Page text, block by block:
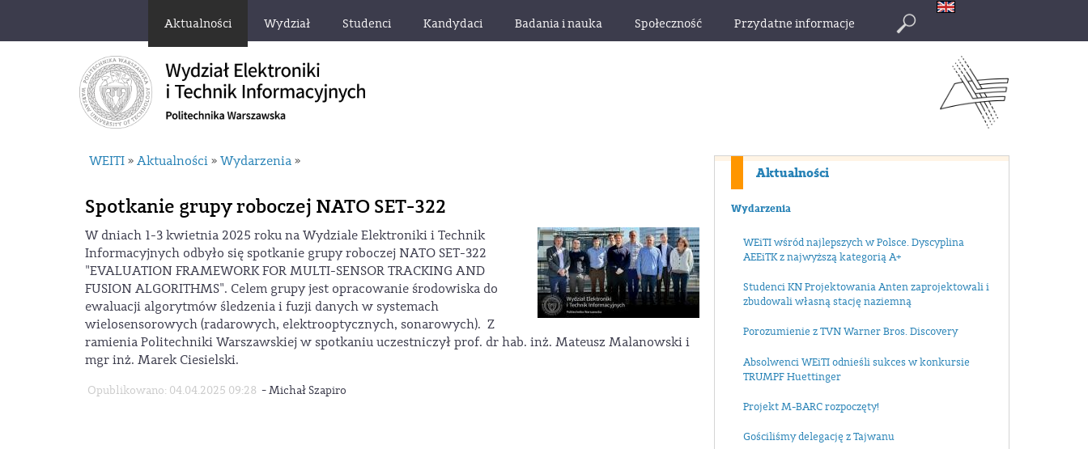
Aktualności Wydział Studenci Kandydaci Badania i nauka Społeczność Przydatne informacje
Aktualności
Wydarzenia
WEiTI wśród najlepszych w Polsce. Dyscyplina
AEEiTK z najwyższą kategorią A+
Studenci KN Projektowania Anten zaprojektowali i
zbudowali własną stację naziemną
Porozumienie z TVN Warner Bros. Discovery
Absolwenci WEiTI odnieśli sukces w konkursie
TRUMPF Huettinger
Projekt M-BARC rozpoczęty!
Gościliśmy delegację z Tajwanu
WEITI » Aktualności » Wydarzenia »
Spotkanie grupy roboczej NATO SET-322
W dniach 1-3 kwietnia 2025 roku na Wydziale Elektroniki i Technik
Informacyjnych odbyło się spotkanie grupy roboczej NATO SET-322
"EVALUATION FRAMEWORK FOR MULTI-SENSOR TRACKING AND
FUSION ALGORITHMS". Celem grupy jest opracowanie środowiska do
ewaluacji algorytmów śledzenia i fuzji danych w systemach
wielosensorowych (radarowych, elektrooptycznych, sonarowych). Z
ramienia Politechniki Warszawskiej w spotkaniu uczestniczył prof. dr hab. inż. Mateusz Malanowski i
mgr inż. Marek Ciesielski.
Opublikowano: 04.04.2025 09:28 -Michał Szapiro